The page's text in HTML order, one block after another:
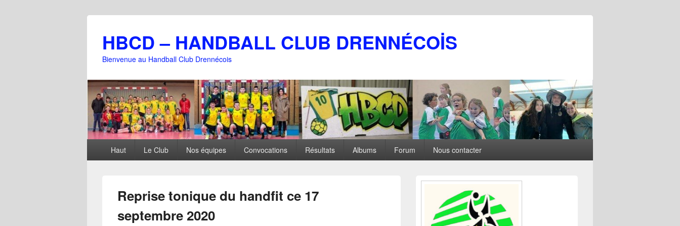
HBCD – HANDBALL CLUB DRENNÉCOİS
Bienvenue au Handball Club Drennécois
principalHaut Le Club Nos équipes Convocations Résultats Albums Forum Nous contacter
Reprise tonique du handfit ce 17
septembre 2020
Zone